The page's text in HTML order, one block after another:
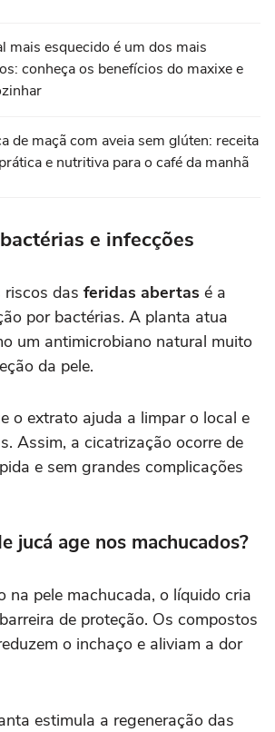
mais esquecido é um dos mais
conheça os benefícios do maxixe e
de maçã com aveia sem glúten: receita
e nutritiva para o café da manhã
e infecções
riscos das feridas abertas é a
por bactérias. A planta atua
um antimicrobiano natural muito
da pele.
o extrato ajuda a limpar o local e
Assim, a cicatrização ocorre de
e sem grandes complicações
jucá age nos machucados?
na pele machucada, o líquido cria
de proteção. Os compostos
o inchaço e aliviam a dor
estimula a regeneração das